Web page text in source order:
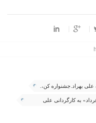
بهراد.جشنواره کن،.
به کارگردانی علی